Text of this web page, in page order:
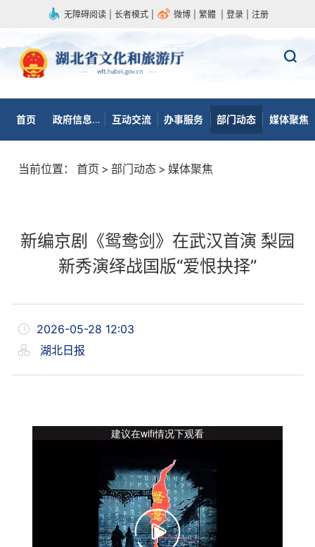
无障碍阅读 长者模式 微博 繁體 登录 注册
首页 政府信息公开 互动交流 办事服务 部门动态 媒体聚焦
当前位置： 首页 > 部门动态 > 媒体聚焦
新编京剧《鸳鸯剑》在武汉首演 梨园
新秀演绎战国版“爱恨抉择”
2026-05-28 12:03
湖北日报